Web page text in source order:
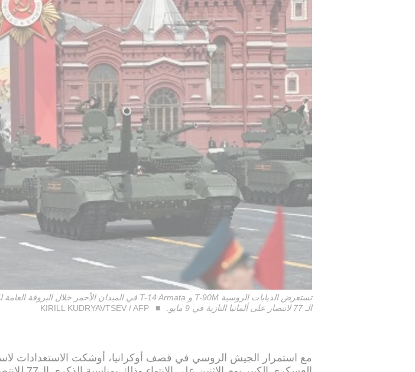
الـ 77 لانتصار على ألمانيا النازية في 9 مايو.
KIRILL KUDRYAVTSEV / AFP
مع استمرار الجيش الروسي في قصف أوكرانيا، أوشكت الاستعدادات